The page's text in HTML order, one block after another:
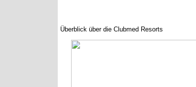
Überblick über die Clubmed Resorts